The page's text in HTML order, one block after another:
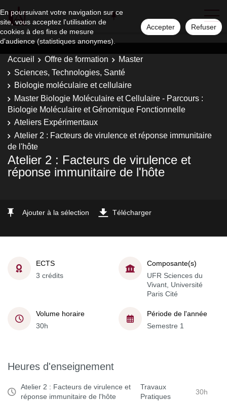
En poursuivant votre navigation sur ce
site, vous acceptez l'utilisation de
cookies à des fins de mesure
d'audience (statistiques anonymes).
Accepter Refuser
Accueil Offre de formation
Master
Sciences, Technologies, Santé
Biologie moléculaire et cellulaire
Master Biologie Moléculaire et Cellulaire - Parcours :
Biologie Moléculaire et Génomique Fonctionnelle
Ateliers Expérimentaux
Atelier 2 : Facteurs de virulence et réponse immunitaire
de l'hôte
Atelier 2 : Facteurs de virulence et
réponse immunitaire de l'hôte
Ajouter à la sélection Télécharger
ECTS
3 crédits
Composante(s)
UFR Sciences du
Vivant, Université
Paris Cité
Volume horaire
30h
Période de l'année
Semestre 1
Heures d'enseignement
Atelier 2 : Facteurs de virulence et
réponse immunitaire de l'hôte
Travaux
Pratiques
30h